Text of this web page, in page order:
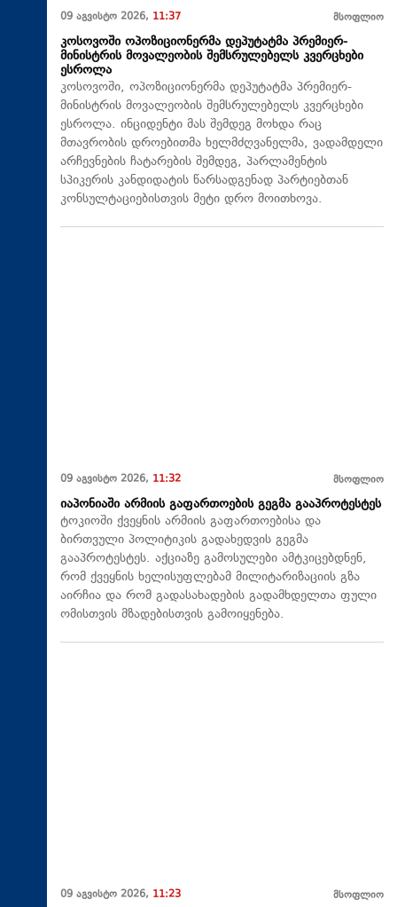
09 აგვისტო 2026, 11:37 მსოფლიო
კოსოვოში ოპოზიციონერმა დეპუტატმა პრემიერ-
მინისტრის მოვალეობის შემსრულებელს კვერცხები
ესროლა
კოსოვოში, ოპოზიციონერმა დეპუტატმა პრემიერ-
მინისტრის მოვალეობის შემსრულებელს კვერცხები
ესროლა. ინციდენტი მას შემდეგ მოხდა რაც
მთავრობის დროებითმა ხელმძღვანელმა, ვადამდელი
არჩევნების ჩატარების შემდეგ, პარლამენტის
სპიკერის კანდიდატის წარსადგენად პარტიებთან
კონსულტაციებისთვის მეტი დრო მოითხოვა.
09 აგვისტო 2026, 11:32 მსოფლიო
იაპონიაში არმიის გაფართოების გეგმა გააპროტესტეს
ტოკიოში ქვეყნის არმიის გაფართოებისა და
ბირთვული პოლიტიკის გადახედვის გეგმა
გააპროტესტეს. აქციაზე გამოსულები ამტკიცებდნენ,
რომ ქვეყნის ხელისუფლებამ მილიტარიზაციის გზა
აირჩია და რომ გადასახადების გადამხდელთა ფული
ომისთვის მზადებისთვის გამოიყენება.
09 აგვისტო 2026, 11:23 მსოფლიო